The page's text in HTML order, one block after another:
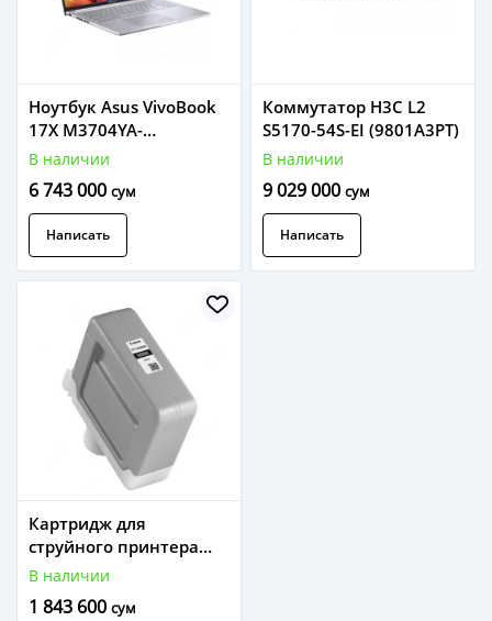
Ноутбук Asus VivoBook
17X M3704YA-
AU161/90NB1191-
В наличии
6 743 000 сум
Написать
Коммутатор H3C L2
S5170-54S-EI (9801A3PT)
В наличии
9 029 000 сум
Написать
Картридж для
струйного принтера
Canon PFI-1300MBK
В наличии
1 843 600 сум